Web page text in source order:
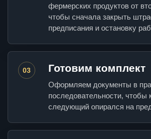
фермерских продуктов от
чтобы сначала закрыть
предписания и остановку
03 Готовим комплект
Оформляем документы в
последовательности, чтобы
следующий опирался на